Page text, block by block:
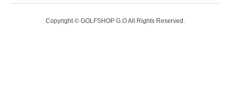
Copyright © GOLFSHOP G.O All Rights Reserved.